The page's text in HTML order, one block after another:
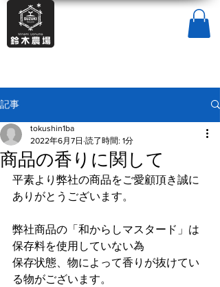
記事
商品の香りに関して
tokushin1ba
2022年6月7日 読了時間: 1分
平素より弊社の商品をご愛顧頂き誠に
ありがとうございます。
弊社商品の「和からしマスタード」は
保存料を使用していない為
保存状態、物によって香りが抜けてい
る物がございます。